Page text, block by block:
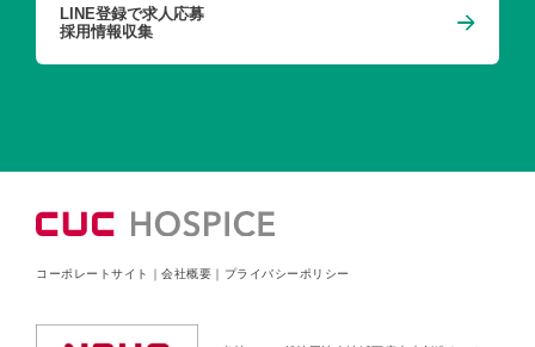
LINE登録で求人応募
採用情報収集
コーポレートサイト ｜ 会社概要 ｜ プライバシーポリシー